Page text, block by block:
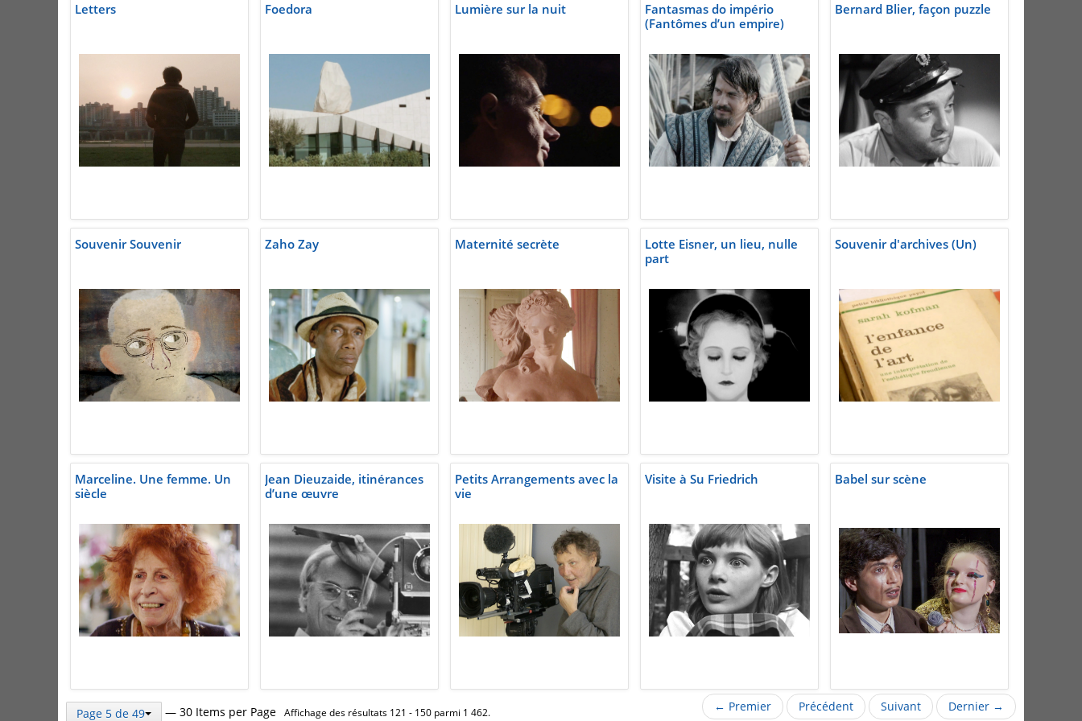
Letters Foedora Lumière sur la nuit
Fantasmas do império
(Fantômes d’un empire)
Bernard Blier, façon puzzle
Souvenir Souvenir Zaho Zay Maternité secrète
Lotte Eisner, un lieu, nulle
part
Souvenir d'archives (Un)
Marceline. Une femme. Un
siècle
Jean Dieuzaide, itinérances
d’une œuvre
Petits Arrangements avec la
vie
Visite à Su Friedrich Babel sur scène
Page 5 de 49 — 30 Items per Page Affichage des résultats 121 - 150 parmi 1 462. ← Premier Précédent Suivant Dernier →